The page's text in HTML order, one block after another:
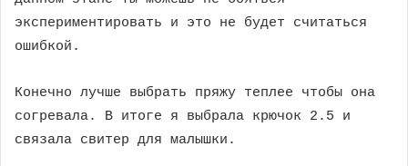
экспериментировать и это не будет считаться
ошибкой.
Конечно лучше выбрать пряжу теплее чтобы она
согревала. В итоге я выбрала крючок 2.5 и
связала свитер для малышки.